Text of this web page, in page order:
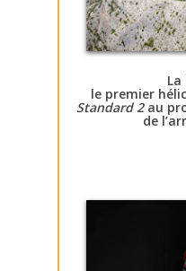
La
le premier
Standard 2au
de